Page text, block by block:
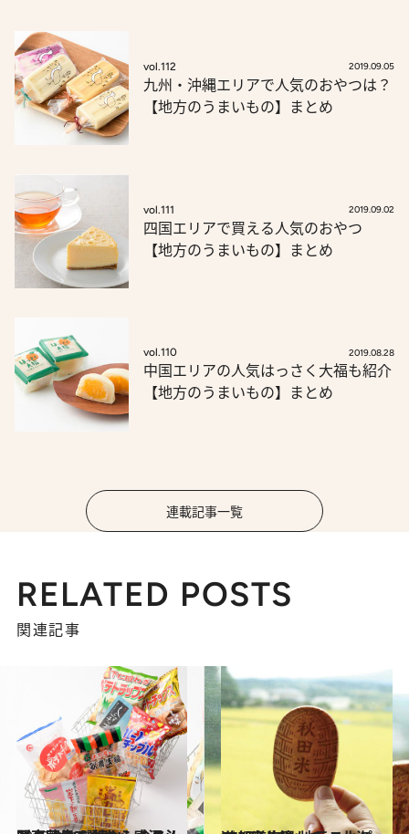
vol.112 2019.09.05
九州・沖縄エリアで人気のおやつは？
【地方のうまいもの】まとめ
vol.111 2019.09.02
四国エリアで買える人気のおやつ
【地方のうまいもの】まとめ
vol.110 2019.08.28
中国エリアの人気はっさく大福も紹介
【地方のうまいもの】まとめ
連載記事一覧
RELATED POSTS
関連記事